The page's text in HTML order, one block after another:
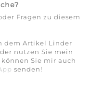
Fragen zu diesem
dem Artikel Linder
nutzen Sie mein
Sie mir auch
senden!